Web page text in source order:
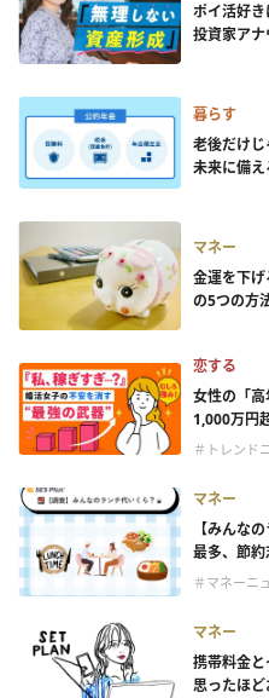
ポイ活好
投資家アナ
暮らす
老後だけじ
未来に備え
マネー
金運を下
の5つの方
恋する
女性の「
1,000万円
＃トレンド
マネー
【みんな
最多、節約
＃マネーニ
マネー
携帯料金と
思ったほ